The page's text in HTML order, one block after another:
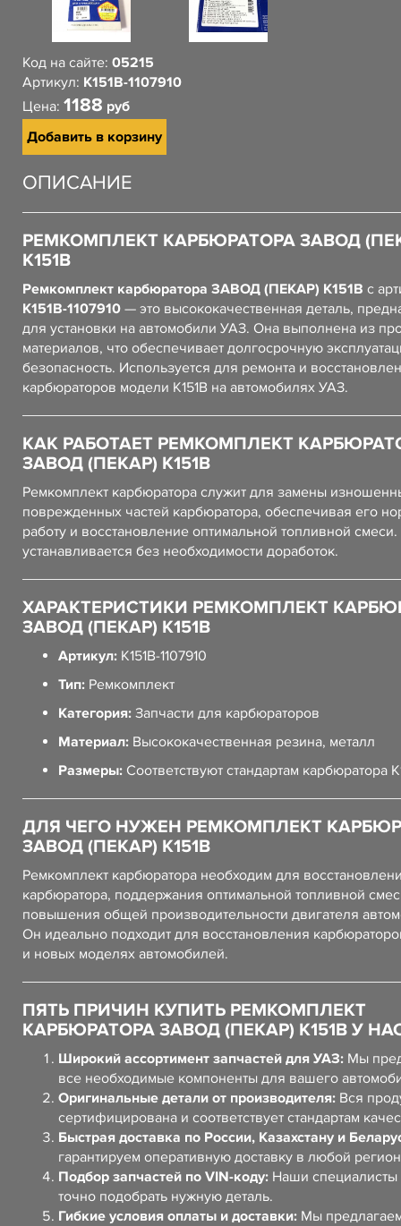
Код на сайте: 05215
Артикул: К151В-1107910
Цена: 1188 руб
Добавить в корзину
ОПИСАНИЕ
РЕМКОМПЛЕКТ КАРБЮРАТОРА ЗАВОД
К151В
Ремкомплект карбюратора ЗАВОД (ПЕКАР) К151В с
К151В-1107910 — это высококачественная деталь,
для установки на автомобили УАЗ. Она выполнена из
материалов, что обеспечивает долгосрочную
безопасность. Используется для ремонта и
карбюраторов модели К151В на автомобилях УАЗ.
КАК РАБОТАЕТ РЕМКОМПЛЕКТ
ЗАВОД (ПЕКАР) К151В
Ремкомплект карбюратора служит для замены
поврежденных частей карбюратора, обеспечивая его
работу и восстановление оптимальной топливной
устанавливается без необходимости доработок.
ХАРАКТЕРИСТИКИ РЕМКОМПЛЕКТ
ЗАВОД (ПЕКАР) К151В
Артикул: К151В-1107910
Тип: Ремкомплект
Категория: Запчасти для карбюраторов
Материал: Высококачественная резина, металл
Размеры: Соответствуют стандартам карбюратора
ДЛЯ ЧЕГО НУЖЕН РЕМКОМПЛЕКТ
ЗАВОД (ПЕКАР) К151В
Ремкомплект карбюратора необходим для
карбюратора, поддержания оптимальной топливной
повышения общей производительности двигателя
Он идеально подходит для восстановления
и новых моделях автомобилей.
ПЯТЬ ПРИЧИН КУПИТЬ РЕМКОМПЛЕКТ
КАРБЮРАТОРА ЗАВОД (ПЕКАР) К151В У
Широкий ассортимент запчастей для УАЗ: Мы
все необходимые компоненты для вашего
Оригинальные детали от производителя: Вся
сертифицирована и соответствует стандартам
Быстрая доставка по России, Казахстану и
гарантируем оперативную доставку в любой
Подбор запчастей по VIN-коду: Наши специалисты
точно подобрать нужную деталь.
Гибкие условия оплаты и доставки: Мы